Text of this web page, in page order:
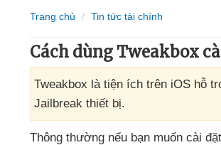
Trang chủ Tin tức tài chính
Cách dùng Tweakbox
Tweakbox là tiện ích trên iOS hỗ
Jailbreak thiết bị.
Thông thường nếu bạn muốn cài